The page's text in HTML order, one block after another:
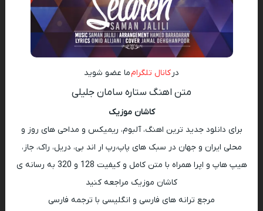
در کانال تلگرامما عضو شوید
متن اهنگ ستاره سامان جلیلی
کاشان موزیک
برای دانلود جدید ترین اهنگ، آلبوم، ریمیکس و مداحی های روز و
محلی ایران و جهان در سبک های پاپ،رپ ار اند بی، دریل، راک، جاز،
هیپ هاپ و اپرا همراه با متن کامل و کیفیت 128 و 320 به رسانه ی
کاشان موزیک مراجعه کنید
مرجع ترانه های فارسی و انگلیسی با ترجمه فارسی